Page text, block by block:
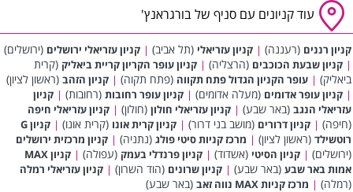
עוד קניונים עם סניף של בורגראנץ'
קניון רננים (רעננה) | קניון עזריאלי (תל אביב) | קניון עזריאלי ירושלים (ירושלים)
| קניון שבעת הכוכבים (הרצליה) | קניון עופר הקריון קריית ביאליק (קרית
ביאליק) | עופר הקניון הגדול פתח תקווה (פתח תקוה) | קניון הזהב (ראשון לציון)
| קניון עופר אדומים (מעלה אדומים) | קניון עופר רחובות (רחובות) | קניון
עזריאלי הנגב (באר שבע) | קניון עזריאלי חולון (חולון) | קניון עזריאלי חיפה
(חיפה) | קניון דרורים (מושב בני דרור) | קניון קרית אונו (קרית אונו) |
קניון G
רוטשילד (ראשון לציון) | מרכז קניות סיטי פולג (נתניה) | קניון מרכזית ירושלים
(ירושלים) | קניון הסיטי (אשדוד) | קניון פרנדלי בעמק (עפולה) |
קניון MAX
אמות באר שבע (באר שבע) | קניון שרונים (הוד השרון) | קניון עזריאלי רמלה
(רמלה) | מרכז קניות MAX נווה זאב (באר שבע)